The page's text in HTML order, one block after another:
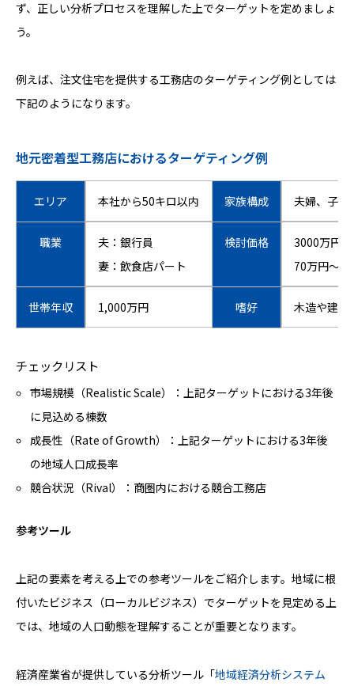
ず、正しい分析プロセスを理解した上でターゲットを定めましょ
う。
例えば、注文住宅を提供する工務店のターゲティング例としては
下記のようになります。
地元密着型工務店におけるターゲティング例
エリア 本社から50キロ以内 家族構成 夫婦、子供
職業
夫：銀行員
妻：飲食店パート
検討価格
3000万円
70万円〜
世帯年収 1,000万円 嗜好 木造や建築
チェックリスト
市場規模（Realistic Scale）：上記ターゲットにおける3年後
に見込める棟数
成長性（Rate of Growth）：上記ターゲットにおける3年後
の地域人口成長率
競合状況（Rival）：商圏内における競合工務店
参考ツール
上記の要素を考える上での参考ツールをご紹介します。地域に根
付いたビジネス（ローカルビジネス）でターゲットを見定める上
では、地域の人口動態を理解することが重要となります。
経済産業省が提供している分析ツール「地域経済分析システム